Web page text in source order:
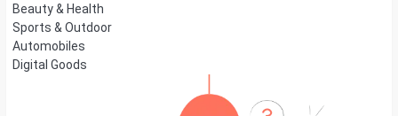
Beauty & Health
Sports & Outdoor
Automobiles
Digital Goods